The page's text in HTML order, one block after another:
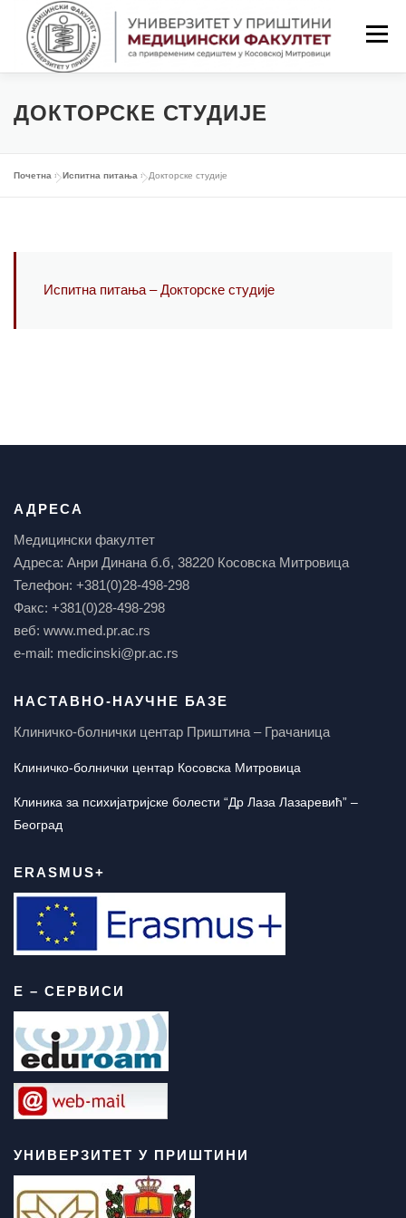
Скочи
садржај
ПОЧЕТНА ФАКУЛТЕТ
НАСТАВА СТУДЕНТИ
ДОКТОРСКЕ СТУДИЈЕ
Почетна »Испитна питања »Докторске студије
Испитна питања – Докторске студије
АДРЕСА
Медицински факултет
Адреса: Анри Динана б.б, 38220 Косовска Митровица
Телефон: +381(0)28-498-298
Факс: +381(0)28-498-298
веб: www.med.pr.ac.rs
e-mail: medicinski@pr.ac.rs
НАСТАВНО-НАУЧНЕ БАЗЕ
Клиничко-болнички центар Приштина – Грачаница
Клиничко-болнички центар Косовска Митровица
Клиника за психијатријске болести “Др Лаза Лазаревић” –
Београд
ERASMUS+
Е – СЕРВИСИ
УНИВЕРЗИТЕТ У ПРИШТИНИ